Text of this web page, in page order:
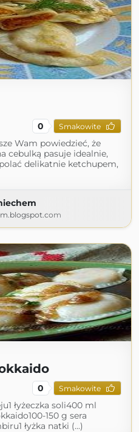
0 Smakowite
Wam powiedzieć, że
cebulką pasuje idealnie,
delikatnie ketchupem,
0 Smakowite
łyżeczka soli400 ml
150 g sera
łyżka natki (...)